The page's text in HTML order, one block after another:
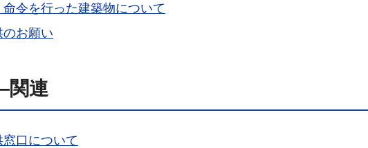
令を行った建築物について
お願い
関連
口について